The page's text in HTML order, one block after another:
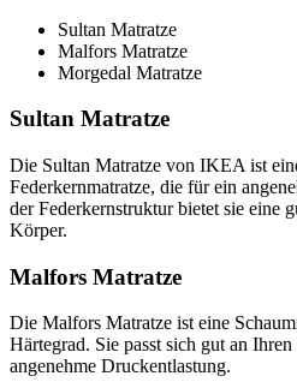
Sultan Matratze
Malfors Matratze
Morgedal Matratze
Sultan Matratze
Die Sultan Matratze von IKEA ist
Federkernmatratze, die für ein
der Federkernstruktur bietet sie eine
Körper.
Malfors Matratze
Die Malfors Matratze ist eine
Härtegrad. Sie passt sich gut an
angenehme Druckentlastung.